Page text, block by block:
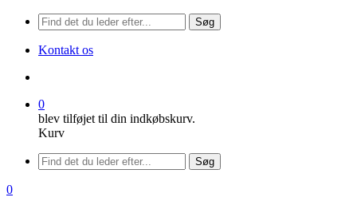
Søg
Kontakt os
0
blev tilføjet til din indkøbskurv.
Kurv
Menu
Søg
søge
0